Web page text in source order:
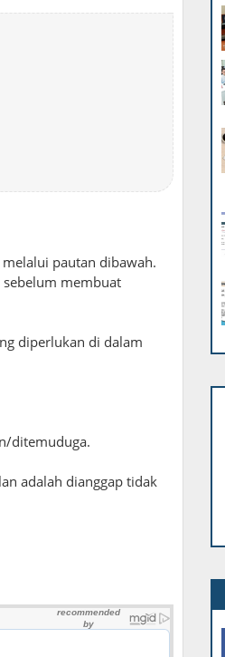
pautan dibawah.
membuat
diperlukan di dalam
ditemuduga.
adalah dianggap tidak